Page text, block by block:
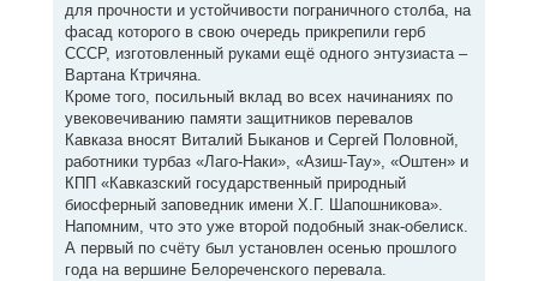
для прочности и устойчивости пограничного столба, на
фасад которого в свою очередь прикрепили герб
СССР, изготовленный руками ещё одного энтузиаста –
Вартана Ктричяна.
Кроме того, посильный вклад во всех начинаниях по
увековечиванию памяти защитников перевалов
Кавказа вносят Виталий Быканов и Сергей Половной,
работники турбаз «Лаго-Наки», «Азиш-Тау», «Оштен» и
КПП «Кавказский государственный природный
биосферный заповедник имени Х.Г. Шапошникова».
Напомним, что это уже второй подобный знак-обелиск.
А первый по счёту был установлен осенью прошлого
года на вершине Белореченского перевала.